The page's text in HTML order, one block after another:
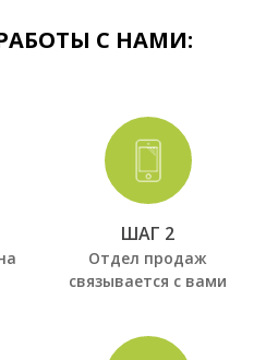
С НАМИ:
ШАГ 2
Отдел продаж
связывается с вами